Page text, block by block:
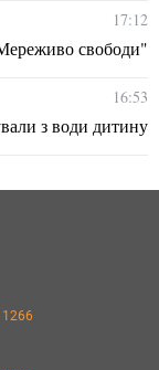
17:12
свободи"
16:53
з води дитину